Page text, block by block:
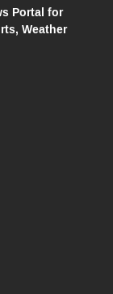
Portal for
Weather